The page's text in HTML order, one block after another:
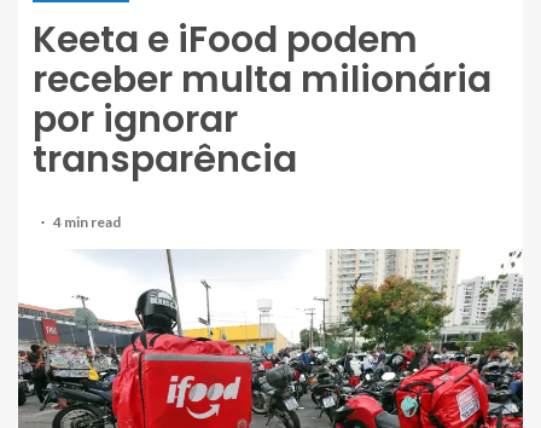
Keeta e iFood podem
receber multa milionária
por ignorar
transparência
4 min read